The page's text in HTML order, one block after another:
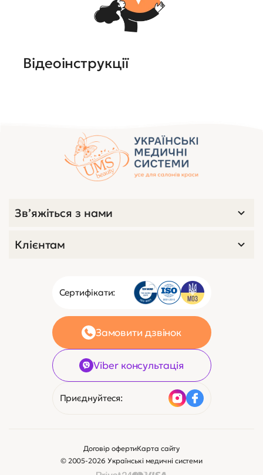
Відеоінструкції
Сертифікати:
Замовити дзвінок
Viber консультація
Приєднуйтеся:
Зв’яжіться з нами
Клієнтам
© 2005-2026 Українські медичні системи
Договір офертиКарта сайту